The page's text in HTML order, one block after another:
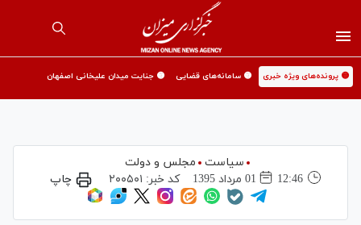
🟡 پرونده‌های ویژه خبری 🟡 سامانه‌های قضایی 🟡 جنایت میدان علیخانی اصفهان
سیاست
مجلس و دولت
12:46
01 مرداد 1395 کد خبر: ۲۰۰۵۰۱ چاپ